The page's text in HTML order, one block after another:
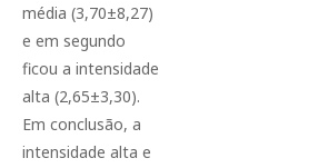
média (3,70±8,27)
e em segundo
ficou a intensidade
alta (2,65±3,30).
Em conclusão, a
intensidade alta e